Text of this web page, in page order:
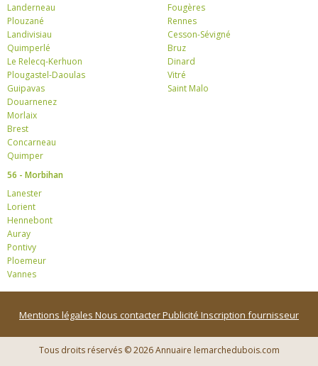
Landerneau
Plouzané
Landivisiau
Quimperlé
Le Relecq-Kerhuon
Plougastel-Daoulas
Guipavas
Douarnenez
Morlaix
Brest
Concarneau
Quimper
Fougères
Rennes
Cesson-Sévigné
Bruz
Dinard
Vitré
Saint Malo
56 - Morbihan
Lanester
Lorient
Hennebont
Auray
Pontivy
Ploemeur
Vannes
Mentions légales Nous contacterPublicité Inscription fournisseur
Tous droits réservés © 2026 Annuaire lemarchedubois.com